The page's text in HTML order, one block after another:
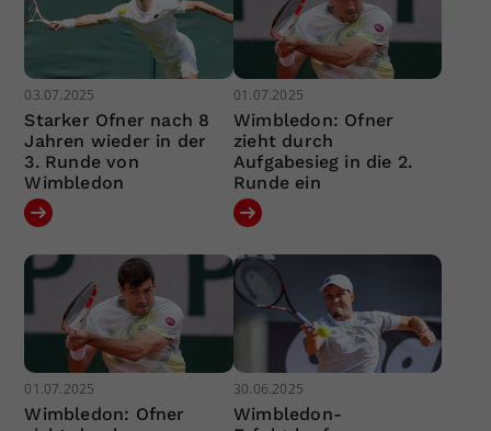
03.07.2025
Starker Ofner nach 8
Jahren wieder in der
3. Runde von
Wimbledon
01.07.2025
Wimbledon: Ofner
zieht durch
Aufgabesieg in die 2.
Runde ein
01.07.2025
Wimbledon: Ofner
30.06.2025
Wimbledon-